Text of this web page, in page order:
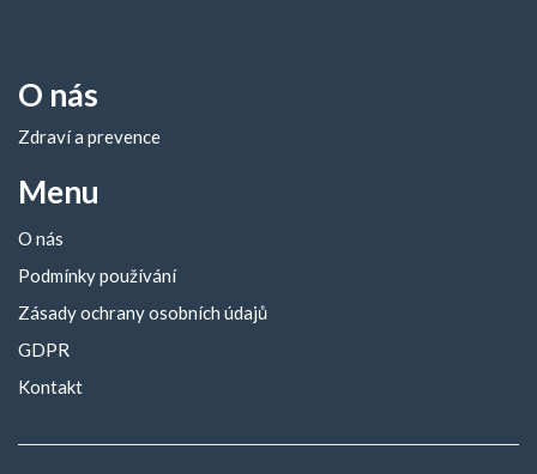
O nás
Zdraví a prevence
Menu
O nás
Podmínky používání
Zásady ochrany osobních údajů
GDPR
Kontakt